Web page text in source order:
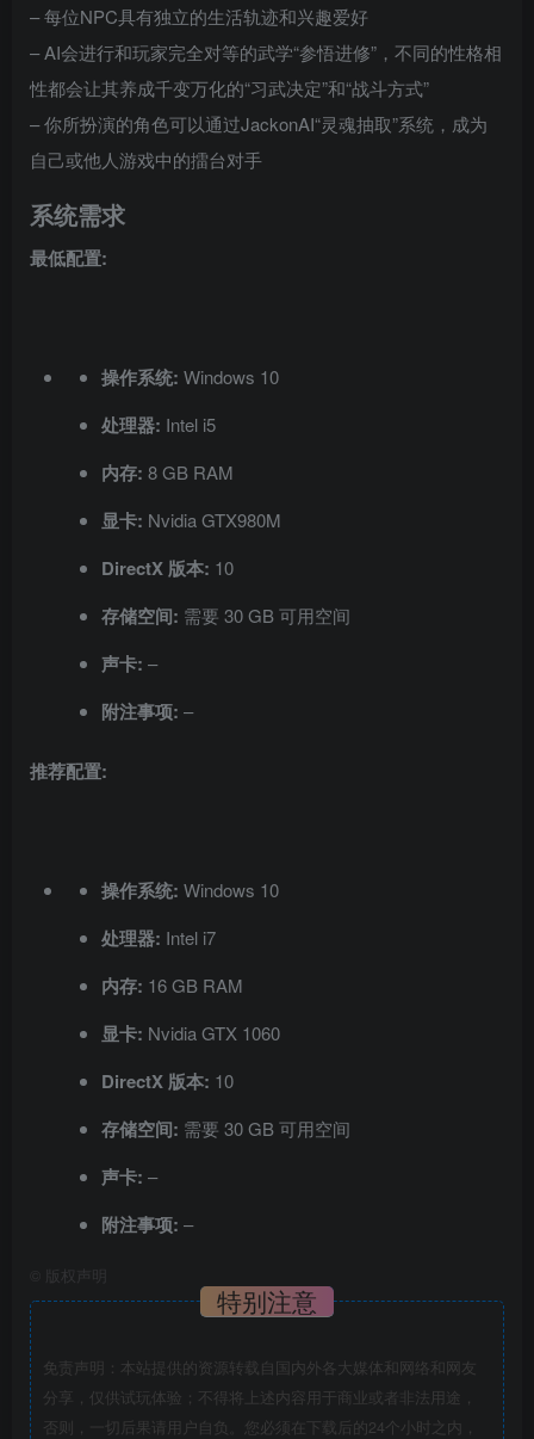
– 每位NPC具有独立的生活轨迹和兴趣爱好
– AI会进行和玩家完全对等的武学“参悟进修”，不同的性格相
性都会让其养成千变万化的“习武决定”和“战斗方式”
– 你所扮演的角色可以通过JackonAI“灵魂抽取”系统，成为
自己或他人游戏中的擂台对手
系统需求
最低配置:
操作系统: Windows 10
处理器: Intel i5
内存: 8 GB RAM
显卡: Nvidia GTX980M
DirectX 版本: 10
存储空间: 需要 30 GB 可用空间
声卡: –
附注事项: –
推荐配置:
操作系统: Windows 10
处理器: Intel i7
内存: 16 GB RAM
显卡: Nvidia GTX 1060
DirectX 版本: 10
存储空间: 需要 30 GB 可用空间
声卡: –
附注事项: –
版权声明
特别注意
免责声明：本站提供的资源转载自国内外各大媒体和网络和网友
分享，仅供试玩体验；不得将上述内容用于商业或者非法用途，
否则，一切后果请用户自负。您必须在下载后的24个小时之内，